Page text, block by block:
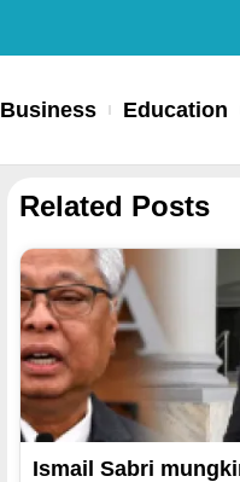
Business Education
Related Posts
Ismail Sabri